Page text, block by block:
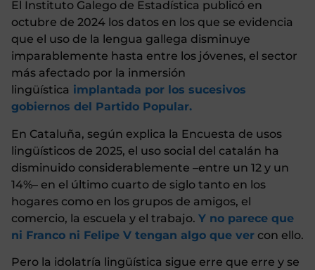
El Instituto Galego de Estadística publicó en
octubre de 2024 los datos en los que se evidencia
que el uso de la lengua gallega disminuye
imparablemente hasta entre los jóvenes, el sector
más afectado por la inmersión
lingüística implantada por los sucesivos
gobiernos del Partido Popular.
En Cataluña, según explica la Encuesta de usos
lingüísticos de 2025, el uso social del catalán ha
disminuido considerablemente –entre un 12 y un
14%– en el último cuarto de siglo tanto en los
hogares como en los grupos de amigos, el
comercio, la escuela y el trabajo. Y no parece que
ni Franco ni Felipe V tengan algo que ver con ello.
Pero la idolatría lingüística sigue erre que erre y se